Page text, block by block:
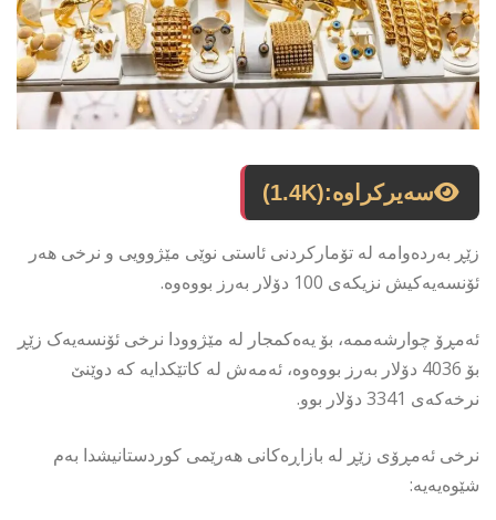
سەیرکراوە:(1.4K)
زێڕ بەردەوامە لە تۆمارکردنی ئاستی نوێی مێژوویی و نرخی هەر
ئۆنسەیەکیش نزیکەی 100 دۆلار بەرز بووەوە.
ئەمڕۆ چوارشەممە، بۆ یەەکمجار لە مێژوودا نرخی ئۆنسەیەک زێڕ
بۆ 4036 دۆلار بەرز بووەوە، ئەمەش لە کاتێکدایە کە دوێنێ
نرخەکەی 3341 دۆلار بوو.
نرخی ئەمڕۆی زێڕ لە بازاڕەکانی هەرێمی کوردستانیشدا بەم
شێوەیەیە: